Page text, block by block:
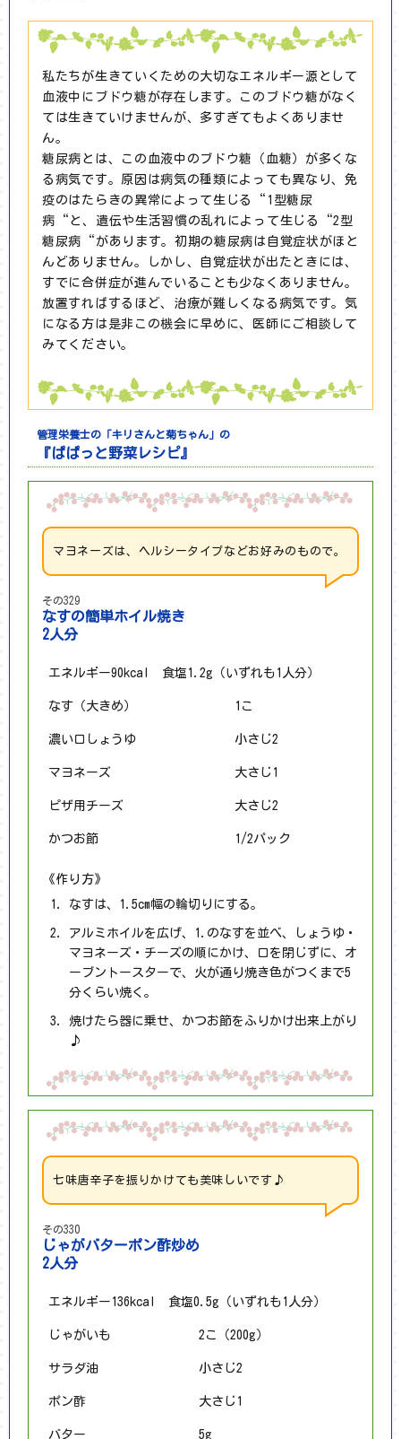
私たちが生きていくための大切なエネルギー源として
血液中にブドウ糖が存在します。このブドウ糖がなく
ては生きていけませんが、多すぎてもよくありませ
ん。
糖尿病とは、この血液中のブドウ糖（血糖）が多くな
る病気です。原因は病気の種類によっても異なり、免
疫のはたらきの異常によって生じる“1型糖尿
病“と、遺伝や生活習慣の乱れによって生じる“2型
糖尿病“があります。初期の糖尿病は自覚症状がほと
んどありません。しかし、自覚症状が出たときには、
すでに合併症が進んでいることも少なくありません。
放置すればするほど、治療が難しくなる病気です。気
になる方は是非この機会に早めに、医師にご相談して
みてください。
管理栄養士の「キリさんと菊ちゃん」の
『ぱぱっと野菜レシピ』
マヨネーズは、ヘルシータイプなどお好みのもので。
その329
なすの簡単ホイル焼き
2人分
エネルギー90kcal 食塩1.2g（いずれも1人分）
なす（大きめ） 1こ
濃い口しょうゆ 小さじ2
マヨネーズ 大さじ1
ピザ用チーズ 大さじ2
かつお節 1/2パック
《作り方》
なすは、1.5cm幅の輪切りにする。
アルミホイルを広げ、1.のなすを並べ、しょうゆ・
マヨネーズ・チーズの順にかけ、口を閉じずに、オ
ーブントースターで、火が通り焼き色がつくまで5
分くらい焼く。
焼けたら器に乗せ、かつお節をふりかけ出来上がり
♪
七味唐辛子を振りかけても美味しいです♪
その330
じゃがバターポン酢炒め
2人分
エネルギー136kcal 食塩0.5g（いずれも1人分）
じゃがいも 2こ（200g）
サラダ油 小さじ2
ポン酢 大さじ1
バター 5g